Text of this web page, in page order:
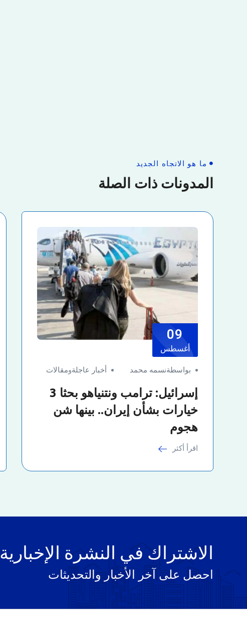
ما هو الاتجاه الجديد
المدونات ذات الصلة
09
أغسطس
بواسطةنسمه محمد أخبار عاجلةومقالات
إسرائيل: ترامب ونتنياهو بحثا 3
خيارات بشأن إيران.. بينها شن
هجوم
اقرأ أكثر
الاشتراك في النشرة الإخبارية
احصل على آخر الأخبار والتحديثات